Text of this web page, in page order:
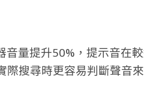
音量提升50%，提示音在
際搜尋時更容易判斷聲音來